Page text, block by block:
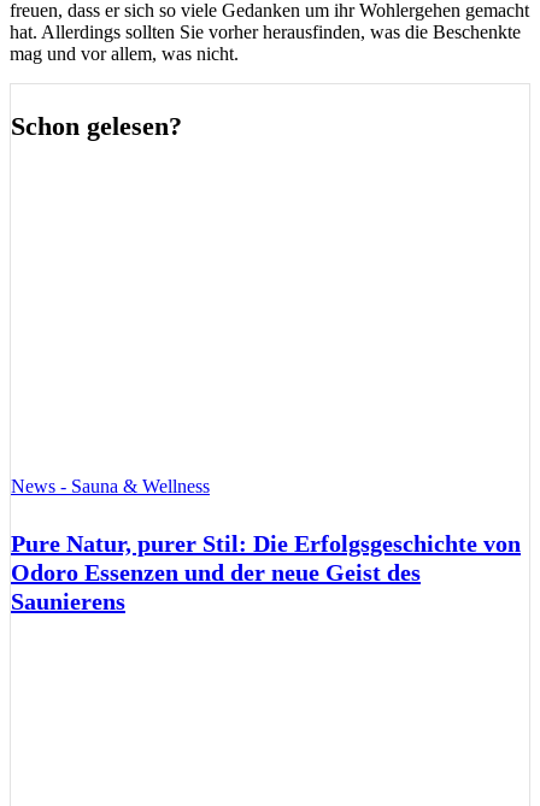
freuen, dass er sich so viele Gedanken um ihr Wohlergehen gemacht
hat. Allerdings sollten Sie vorher herausfinden, was die Beschenkte
mag und vor allem, was nicht.
Schon gelesen?
News - Sauna & Wellness
Pure Natur, purer Stil: Die Erfolgsgeschichte von
Odoro Essenzen und der neue Geist des
Saunierens